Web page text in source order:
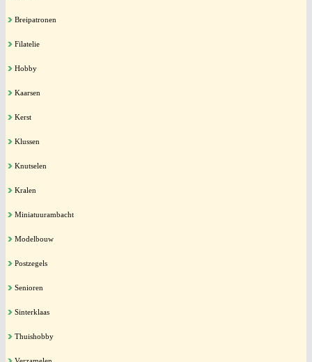
Breipatronen
Filatelie
Hobby
Kaarsen
Kerst
Klussen
Knutselen
Kralen
Miniatuurambacht
Modelbouw
Postzegels
Senioren
Sinterklaas
Thuishobby